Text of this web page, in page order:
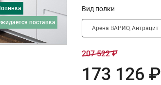
Новинка
ожидается поставка
Вид полки
Арена ВАРИО, Антрацит
207 522 ₽
173 126 ₽